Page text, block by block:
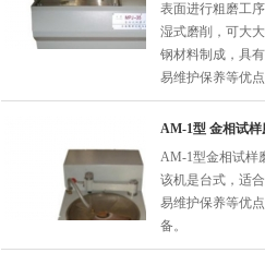
表面进行粗磨工
湿式磨削，可大
钢材料制成，具
易维护保养等优
AM-1型 金相试样
AM-1型金相试样
该机是台式，适
易维护保养等优
备。